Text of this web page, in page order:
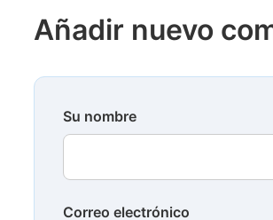
Añadir nuevo
Su nombre
Correo electrónico